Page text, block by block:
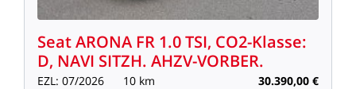
SeatARONA FR 1.0TSI, CO2-Klasse:
D, NAVI SITZH. AHZV-VORBER.
EZL: 07/2026 10 km 30.390,00 €